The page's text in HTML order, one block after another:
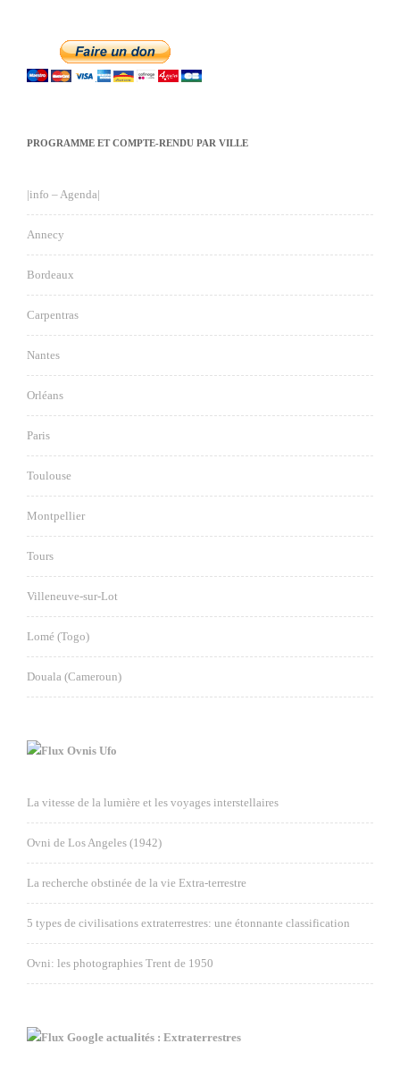
PROGRAMME ET COMPTE-RENDU PAR VILLE
|info – Agenda|
Annecy
Bordeaux
Carpentras
Nantes
Orléans
Paris
Toulouse
Montpellier
Tours
Villeneuve-sur-Lot
Lomé (Togo)
Douala (Cameroun)
Ovnis Ufo
La vitesse de la lumière et les voyages interstellaires
Ovni de Los Angeles (1942)
La recherche obstinée de la vie Extra-terrestre
5 types de civilisations extraterrestres: une étonnante classification
Ovni: les photographies Trent de 1950
Google actualités : Extraterrestres